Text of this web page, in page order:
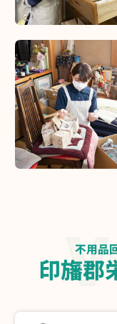
不用品
印旛郡